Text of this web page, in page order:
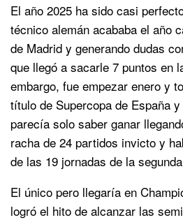
El año 2025 ha sido casi
técnico alemán acababa el año
de Madrid y generando dudas
que llegó a sacarle 7 puntos en
embargo, fue empezar enero y
título de Supercopa de España
parecía solo saber ganar
racha de 24 partidos invicto y
de las 19 jornadas de la
El único pero llegaría en
logró el hito de alcanzar las